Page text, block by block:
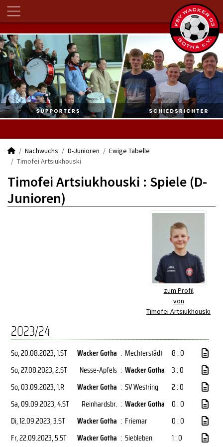
Nachwuchs D-Junioren
Ewige Tabelle
Timofei Artsiukhouski
Timofei Artsiukhouski : Spiele (D-
Junioren)
zum Profil
von
Timofei Artsiukhouski
2023/24
So, 20.08.2023, 1.ST Wacker Gotha : Mechterstädt
8 : 0
So, 27.08.2023, 2.ST Nesse-Apfels : Wacker Gotha 3 : 0
So, 03.09.2023, 1.R Wacker Gotha : SV Westring
2 : 0
Sa, 09.09.2023, 4.ST Reinhardsbr. : Wacker Gotha 0 : 0
Di, 12.09.2023, 3.ST Wacker Gotha : Friemar
0 : 0
Fr, 22.09.2023, 5.ST Wacker Gotha : Siebleben 1 : 0